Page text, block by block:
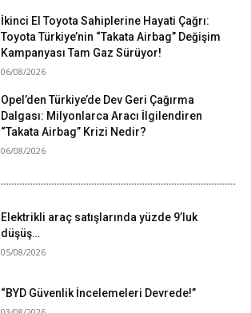
İkinci El Toyota Sahiplerine Hayati Çağrı:
Toyota Türkiye’nin “Takata Airbag” Değişim
Kampanyası Tam Gaz Sürüyor!
06/08/2026
Opel’den Türkiye’de Dev Geri Çağırma
Dalgası: Milyonlarca Aracı İlgilendiren
“Takata Airbag” Krizi Nedir?
06/08/2026
Elektrikli araç satışlarında yüzde 9’luk
düşüş…
05/08/2026
“BYD Güvenlik İncelemeleri Devrede!”